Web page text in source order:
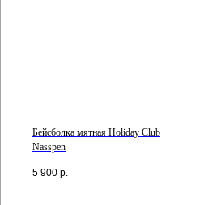
Бейсболка мятная Holiday Club
Nasspen
5 900 р.